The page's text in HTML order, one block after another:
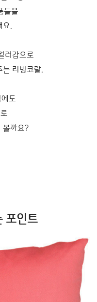
들을
요.
러감으로
는 리빙코랄.
도
볼까요?
포인트